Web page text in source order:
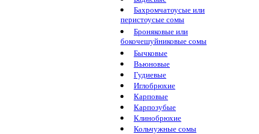
Бахромчатоусые или
перистоусые сомы
Броняковые или
бокочешуйниковые сомы
Бычковые
Вьюновые
Гудиевые
Иглобрюхие
Карповые
Карпозубые
Клинобрюхие
Кольчужные сомы